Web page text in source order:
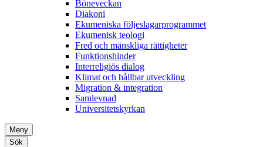
Böneveckan
Diakoni
Ekumeniska följeslagarprogrammet
Ekumenisk teologi
Fred och mänskliga rättigheter
Funktionshinder
Interreligiös dialog
Klimat och hållbar utveckling
Migration & integration
Samlevnad
Universitetskyrkan
Meny
Sök